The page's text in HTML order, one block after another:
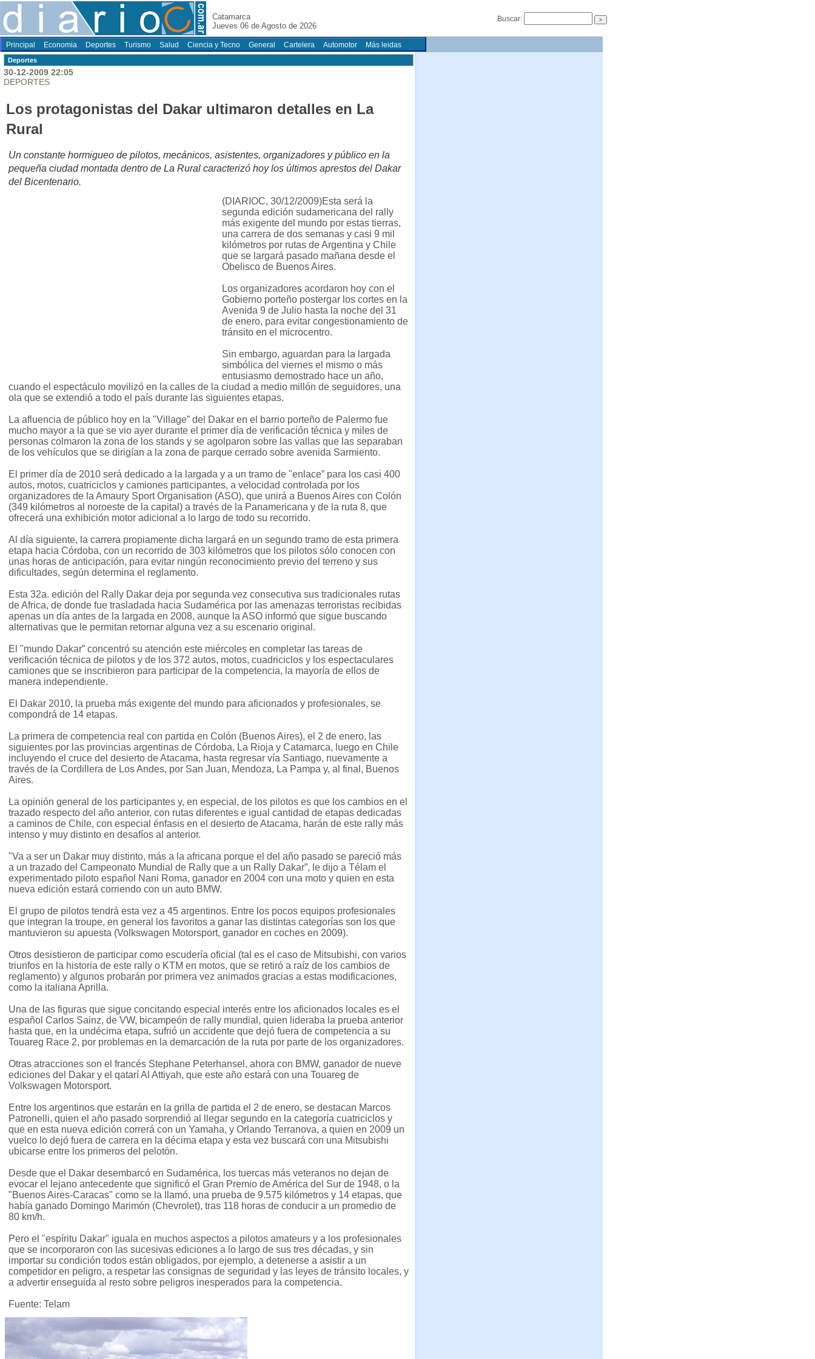
Catamarca
Jueves 06 de Agosto de 2026
Buscar:
Principal Economia Deportes Turismo Salud Ciencia y Tecno General Cartelera Automotor Más leidas
Deportes
30-12-2009 22:05
DEPORTES
Los protagonistas del Dakar ultimaron detalles en La
Rural
Un constante hormigueo de pilotos, mecánicos, asistentes, organizadores y público en la
pequeña ciudad montada dentro de La Rural caracterizó hoy los últimos aprestos del Dakar
del Bicentenario.
(DIARIOC, 30/12/2009)Esta será la
segunda edición sudamericana del rally
más exigente del mundo por estas tierras,
una carrera de dos semanas y casi 9 mil
kilómetros por rutas de Argentina y Chile
que se largará pasado mañana desde el
Obelisco de Buenos Aires.
Los organizadores acordaron hoy con el
Gobierno porteño postergar los cortes en la
Avenida 9 de Julio hasta la noche del 31
de enero, para evitar congestionamiento de
tránsito en el microcentro.
Sin embargo, aguardan para la largada
simbólica del viernes el mismo o más
entusiasmo demostrado hace un año,
cuando el espectáculo movilizó en la calles de la ciudad a medio millón de seguidores, una
ola que se extendió a todo el país durante las siguientes etapas.
La afluencia de público hoy en la "Village” del Dakar en el barrio porteño de Palermo fue
mucho mayor a la que se vio ayer durante el primer día de verificación técnica y miles de
personas colmaron la zona de los stands y se agolparon sobre las vallas que las separaban
de los vehículos que se dirigían a la zona de parque cerrado sobre avenida Sarmiento.
El primer día de 2010 será dedicado a la largada y a un tramo de "enlace” para los casi 400
autos, motos, cuatriciclos y camiones participantes, a velocidad controlada por los
organizadores de la Amaury Sport Organisation (ASO), que unirá a Buenos Aires con Colón
(349 kilómetros al noroeste de la capital) a través de la Panamericana y de la ruta 8, que
ofrecerá una exhibición motor adicional a lo largo de todo su recorrido.
Al día siguiente, la carrera propiamente dicha largará en un segundo tramo de esta primera
etapa hacia Córdoba, con un recorrido de 303 kilómetros que los pilotos sólo conocen con
unas horas de anticipación, para evitar ningún reconocimiento previo del terreno y sus
dificultades, según determina el reglamento.
Esta 32a. edición del Rally Dakar deja por segunda vez consecutiva sus tradicionales rutas
de Africa, de donde fue trasladada hacia Sudamérica por las amenazas terroristas recibidas
apenas un día antes de la largada en 2008, aunque la ASO informó que sigue buscando
alternativas que le permitan retornar alguna vez a su escenario original.
El "mundo Dakar” concentró su atención este miércoles en completar las tareas de
verificación técnica de pilotos y de los 372 autos, motos, cuadriciclos y los espectaculares
camiones que se inscribieron para participar de la competencia, la mayoría de ellos de
manera independiente.
El Dakar 2010, la prueba más exigente del mundo para aficionados y profesionales, se
compondrá de 14 etapas.
La primera de competencia real con partida en Colón (Buenos Aires), el 2 de enero, las
siguientes por las provincias argentinas de Córdoba, La Rioja y Catamarca, luego en Chile
incluyendo el cruce del desierto de Atacama, hasta regresar vía Santiago, nuevamente a
través de la Cordillera de Los Andes, por San Juan, Mendoza, La Pampa y, al final, Buenos
Aires.
La opinión general de los participantes y, en especial, de los pilotos es que los cambios en el
trazado respecto del año anterior, con rutas diferentes e igual cantidad de etapas dedicadas
a caminos de Chile, con especial énfasis en el desierto de Atacama, harán de este rally más
intenso y muy distinto en desafíos al anterior.
"Va a ser un Dakar muy distinto, más a la africana porque el del año pasado se pareció más
a un trazado del Campeonato Mundial de Rally que a un Rally Dakar”, le dijo a Télam el
experimentado piloto español Nani Roma, ganador en 2004 con una moto y quien en esta
nueva edición estará corriendo con un auto BMW.
El grupo de pilotos tendrá esta vez a 45 argentinos. Entre los pocos equipos profesionales
que integran la troupe, en general los favoritos a ganar las distintas categorías son los que
mantuvieron su apuesta (Volkswagen Motorsport, ganador en coches en 2009).
Otros desistieron de participar como escudería oficial (tal es el caso de Mitsubishi, con varios
triunfos en la historia de este rally o KTM en motos, que se retiró a raíz de los cambios de
reglamento) y algunos probarán por primera vez animados gracias a estas modificaciones,
como la italiana Aprilla.
Una de las figuras que sigue concitando especial interés entre los aficionados locales es el
español Carlos Sainz, de VW, bicampeón de rally mundial, quien lideraba la prueba anterior
hasta que, en la undécima etapa, sufrió un accidente que dejó fuera de competencia a su
Touareg Race 2, por problemas en la demarcación de la ruta por parte de los organizadores.
Otras atracciones son el francés Stephane Peterhansel, ahora con BMW, ganador de nueve
ediciones del Dakar y el qatarí Al Attiyah, que este año estará con una Touareg de
Volkswagen Motorsport.
Entre los argentinos que estarán en la grilla de partida el 2 de enero, se destacan Marcos
Patronelli, quien el año pasado sorprendió al llegar segundo en la categoría cuatriciclos y
que en esta nueva edición correrá con un Yamaha, y Orlando Terranova, a quien en 2009 un
vuelco lo dejó fuera de carrera en la décima etapa y esta vez buscará con una Mitsubishi
ubicarse entre los primeros del pelotón.
Desde que el Dakar desembarcó en Sudamérica, los tuercas más veteranos no dejan de
evocar el lejano antecedente que significó el Gran Premio de América del Sur de 1948, o la
"Buenos Aires-Caracas" como se la llamó, una prueba de 9.575 kilómetros y 14 etapas, que
había ganado Domingo Marimón (Chevrolet), tras 118 horas de conducir a un promedio de
80 km/h.
Pero el "espíritu Dakar" iguala en muchos aspectos a pilotos amateurs y a los profesionales
que se incorporaron con las sucesivas ediciones a lo largo de sus tres décadas, y sin
importar su condición todos están obligados, por ejemplo, a detenerse a asistir a un
competidor en peligro, a respetar las consignas de seguridad y las leyes de tránsito locales, y
a advertir enseguida al resto sobre peligros inesperados para la competencia.
Fuente: Telam